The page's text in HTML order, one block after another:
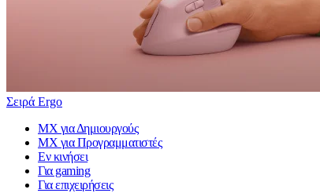
Σειρά Ergo
MX για Δημιουργούς
MX για Προγραμματιστές
Εν κινήσει
Για gaming
Για επιχειρήσεις